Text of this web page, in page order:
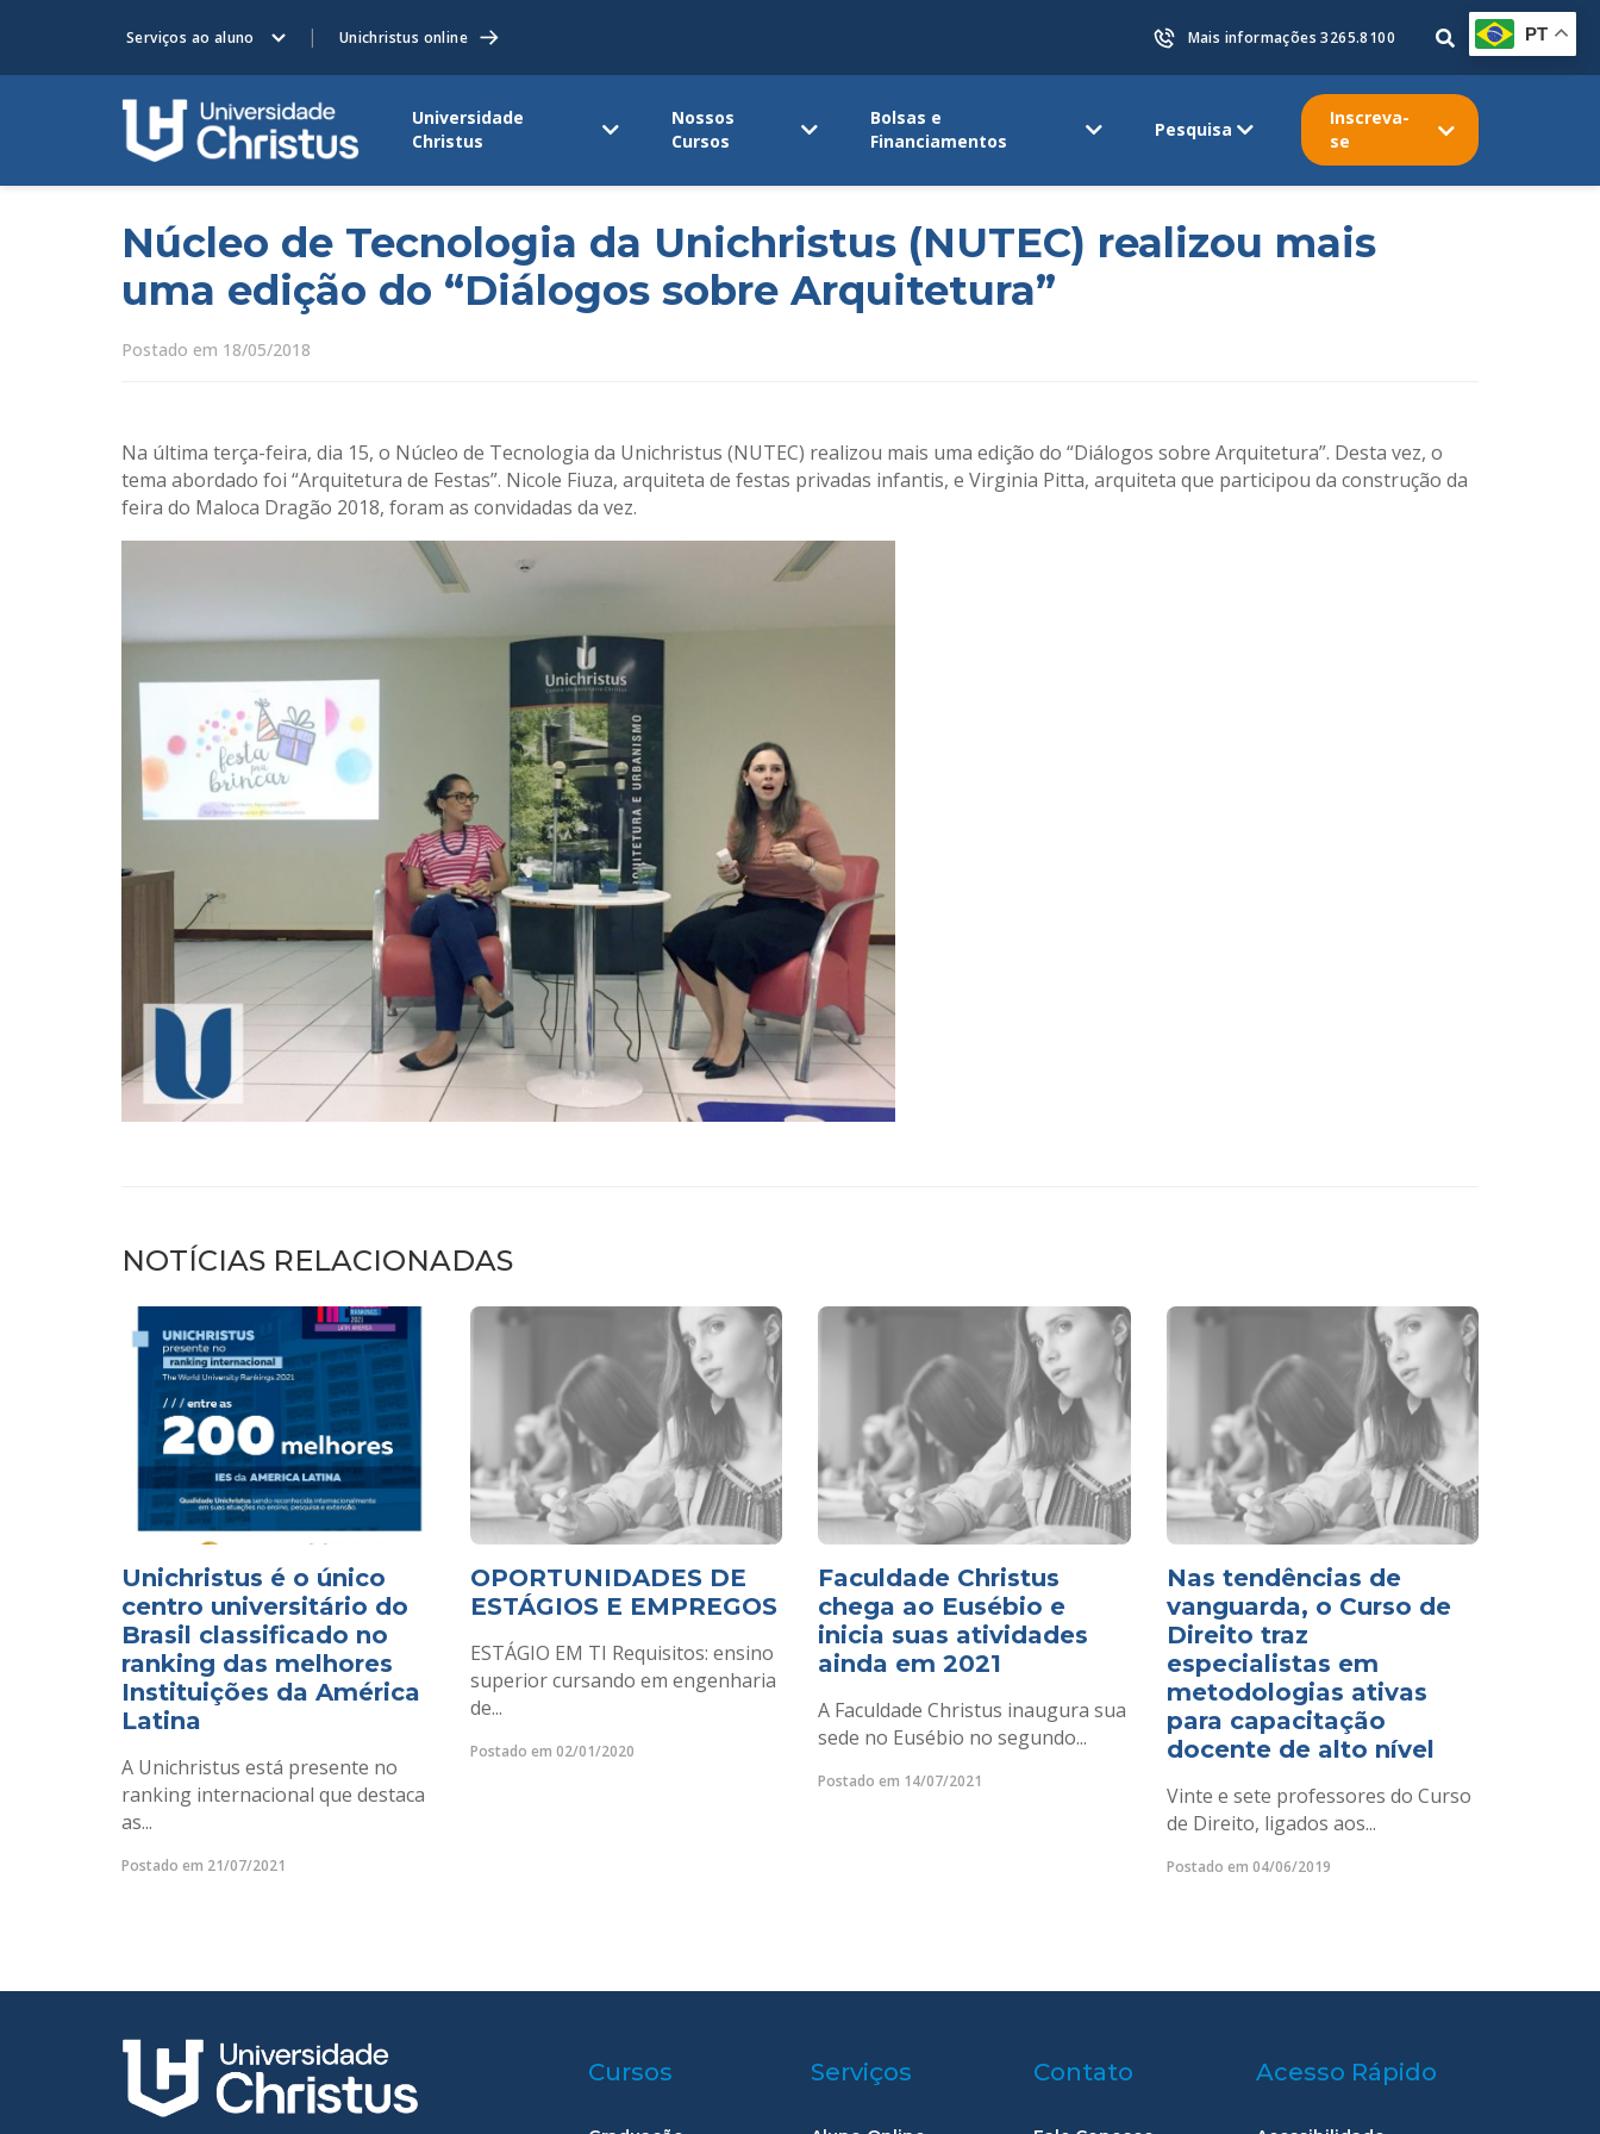
Serviços ao aluno Unichristus online Mais informações 3265.8100
Universidade
Christus
Nossos
Cursos
Bolsas e
Financiamentos
Pesquisa
Inscreva-
se
Núcleo de Tecnologia da Unichristus (NUTEC) realizou mais
uma edição do “Diálogos sobre Arquitetura”
Postado em 18/05/2018
Na última terça-feira, dia 15, o Núcleo de Tecnologia da Unichristus (NUTEC) realizou mais uma edição do “Diálogos sobre Arquitetura”. Desta vez, o
tema abordado foi “Arquitetura de Festas”. Nicole Fiuza, arquiteta de festas privadas infantis, e Virginia Pitta, arquiteta que participou da construção da
feira do Maloca Dragão 2018, foram as convidadas da vez.
NOTÍCIAS RELACIONADAS
Unichristus é o único
centro universitário do
Brasil classificado no
ranking das melhores
Instituições da América
Latina
A Unichristus está presente no
ranking internacional que destaca
as...
Postado em 21/07/2021
OPORTUNIDADES DE
ESTÁGIOS E EMPREGOS
ESTÁGIO EM TI Requisitos: ensino
superior cursando em engenharia
de...
Postado em 02/01/2020
Faculdade Christus
chega ao Eusébio e
inicia suas atividades
ainda em 2021
A Faculdade Christus inaugura sua
sede no Eusébio no segundo...
Postado em 14/07/2021
Nas tendências de
vanguarda, o Curso de
Direito traz
especialistas em
metodologias ativas
para capacitação
docente de alto nível
Vinte e sete professores do Curso
de Direito, ligados aos...
Postado em 04/06/2019
Cursos Serviços Contato Acesso Rápido
PT